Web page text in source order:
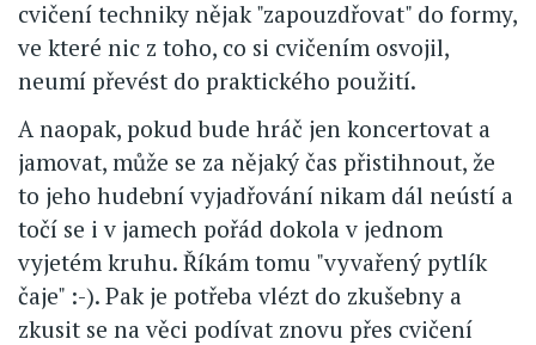
cvičení techniky nějak "zapouzdřovat" do formy,
ve které nic z toho, co si cvičením osvojil,
neumí převést do praktického použití.
A naopak, pokud bude hráč jen koncertovat a
jamovat, může se za nějaký čas přistihnout, že
to jeho hudební vyjadřování nikam dál neústí a
točí se i v jamech pořád dokola v jednom
vyjetém kruhu. Říkám tomu "vyvařený pytlík
čaje" :-). Pak je potřeba vlézt do zkušebny a
zkusit se na věci podívat znovu přes cvičení